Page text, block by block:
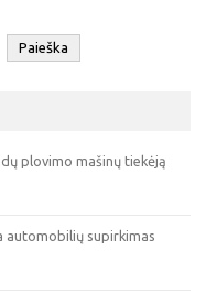
Paieška
plovimo mašinų tiekėją
automobilių supirkimas